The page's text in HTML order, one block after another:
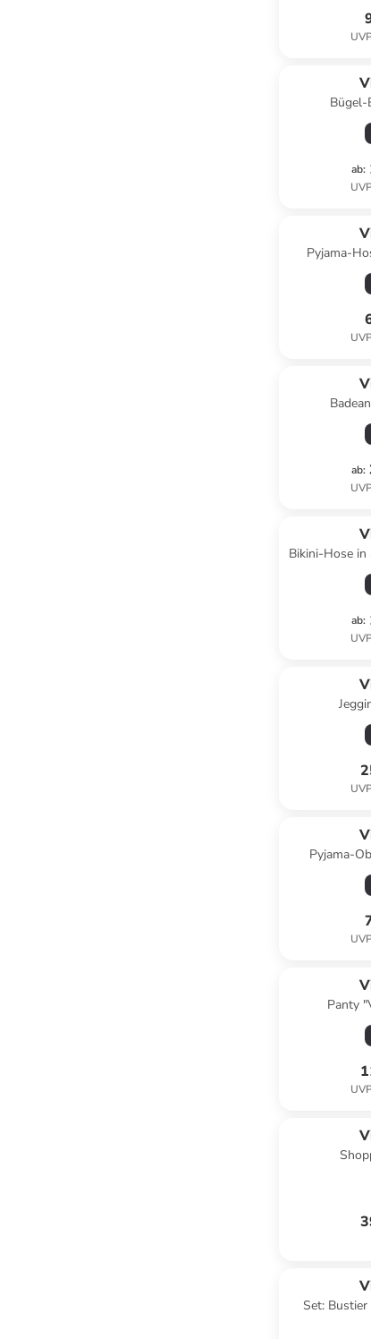
Bügel-
ab:
Pyjama-
ab:
Bikini-Hose in
ab:
Pyjama-
Panty
Set: